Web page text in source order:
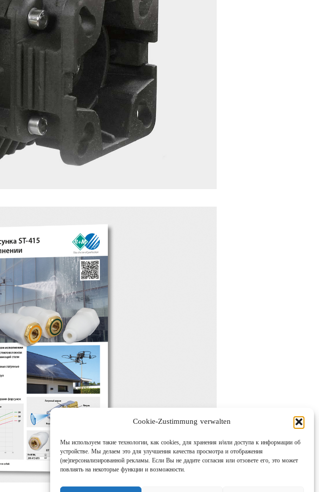
Cookie-Zustimmung verwalten
Мы используем такие технологии, как cookies, для хранения и/или доступа к информации об
устройстве. Мы делаем это для улучшения качества просмотра и отображения
(не)персонализированной рекламы. Если Вы не дадите согласия или отзовете его, это может
повлиять на некоторые функции и возможности.